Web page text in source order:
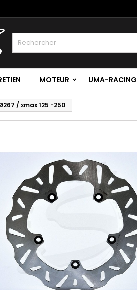
MOTEUR UMA-RACING
/ xmax 125 -250